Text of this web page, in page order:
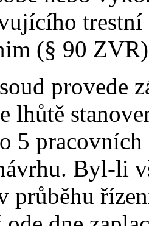
(§ 90
provede
lhůtě
5
Byl-li
průběhu